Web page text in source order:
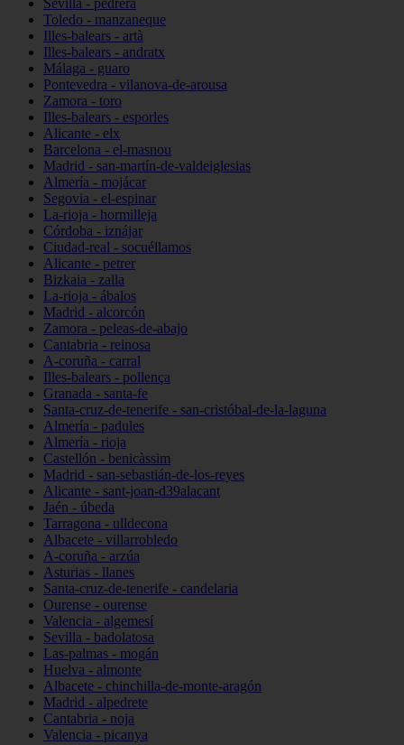
Sevilla - pedrera
Toledo - manzaneque
Illes-balears - artà
Illes-balears - andratx
Málaga - guaro
Pontevedra - vilanova-de-arousa
Zamora - toro
Illes-balears - esporles
Alicante - elx
Barcelona - el-masnou
Madrid - san-martín-de-valdeiglesias
Almería - mojácar
Segovia - el-espinar
La-rioja - hormilleja
Córdoba - iznájar
Ciudad-real - socuéllamos
Alicante - petrer
Bizkaia - zalla
La-rioja - ábalos
Madrid - alcorcón
Zamora - peleas-de-abajo
Cantabria - reinosa
A-coruña - carral
Illes-balears - pollença
Granada - santa-fe
Santa-cruz-de-tenerife - san-cristóbal-de-la-laguna
Almería - padules
Almería - rioja
Castellón - benicàssim
Madrid - san-sebastián-de-los-reyes
Alicante - sant-joan-d39alacant
Jaén - úbeda
Tarragona - ulldecona
Albacete - villarrobledo
A-coruña - arzúa
Asturias - llanes
Santa-cruz-de-tenerife - candelaria
Ourense - ourense
Valencia - algemesí
Sevilla - badolatosa
Las-palmas - mogán
Huelva - almonte
Albacete - chinchilla-de-monte-aragón
Madrid - alpedrete
Cantabria - noja
Valencia - picanya